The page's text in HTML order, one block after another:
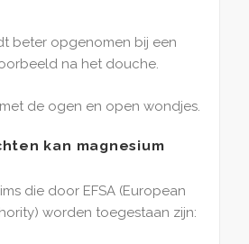
beter opgenomen bij een
na het douche.
de ogen en open wondjes.
kan magnesium
die door EFSA (European
worden toegestaan zijn: